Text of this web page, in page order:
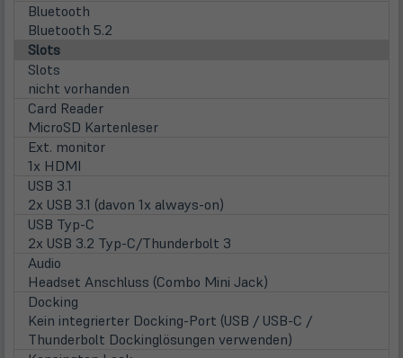
Bluetooth
Bluetooth 5.2
Slots
Slots
nicht vorhanden
Card Reader
MicroSD Kartenleser
Ext. monitor
1x HDMI
USB 3.1
2x USB 3.1 (davon 1x always-on)
USB Typ-C
2x USB 3.2 Typ-C/Thunderbolt 3
Audio
Headset Anschluss (Combo Mini Jack)
Docking
Kein integrierter Docking-Port (USB / USB-C /
Thunderbolt Dockinglösungen verwenden)